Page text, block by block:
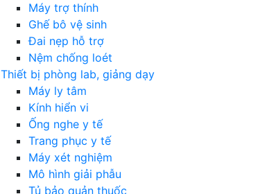
Máy trợ thính
Ghế bô vệ sinh
Đai nẹp hỗ trợ
Nệm chống loét
Thiết bị phòng lab, giảng dạy
Máy ly tâm
Kính hiển vi
Ống nghe y tế
Trang phục y tế
Máy xét nghiệm
Mô hình giải phẫu
Tủ bảo quản thuốc